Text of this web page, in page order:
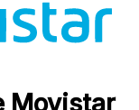
Movistar